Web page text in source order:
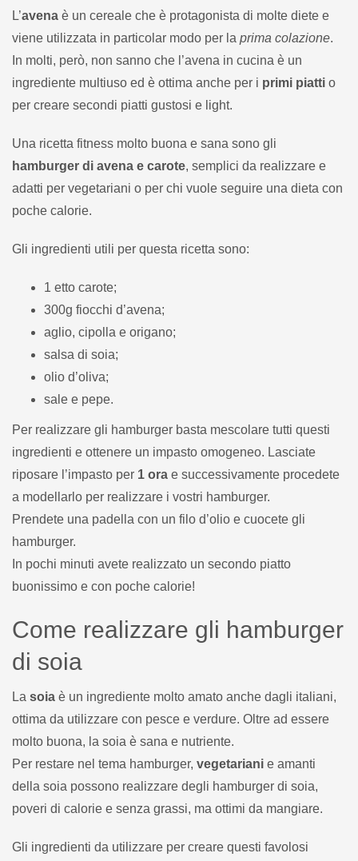
L’avena è un cereale che è protagonista di molte diete e
viene utilizzata in particolar modo per la prima colazione.
In molti, però, non sanno che l’avena in cucina è un
ingrediente multiuso ed è ottima anche per i primi piatti o
per creare secondi piatti gustosi e light.
Una ricetta fitness molto buona e sana sono gli
hamburger di avena e carote, semplici da realizzare e
adatti per vegetariani o per chi vuole seguire una dieta con
poche calorie.
Gli ingredienti utili per questa ricetta sono:
1 etto carote;
300g fiocchi d’avena;
aglio, cipolla e origano;
salsa di soia;
olio d’oliva;
sale e pepe.
Per realizzare gli hamburger basta mescolare tutti questi
ingredienti e ottenere un impasto omogeneo. Lasciate
riposare l’impasto per 1 ora e successivamente procedete
a modellarlo per realizzare i vostri hamburger.
Prendete una padella con un filo d’olio e cuocete gli
hamburger.
In pochi minuti avete realizzato un secondo piatto
buonissimo e con poche calorie!
Come realizzare gli hamburger
di soia
La soia è un ingrediente molto amato anche dagli italiani,
ottima da utilizzare con pesce e verdure. Oltre ad essere
molto buona, la soia è sana e nutriente.
Per restare nel tema hamburger, vegetariani e amanti
della soia possono realizzare degli hamburger di soia,
poveri di calorie e senza grassi, ma ottimi da mangiare.
Gli ingredienti da utilizzare per creare questi favolosi